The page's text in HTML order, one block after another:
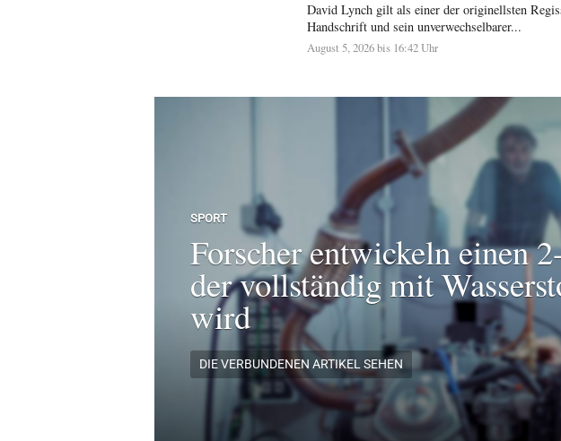
David Lynch gilt als einer der originellsten
Handschrift und sein unverwechselbarer...
August 5, 2026 bis 16:42 Uhr
SPORT
Forscher entwickeln einen
der vollständig mit
wird
DIE VERBUNDENEN ARTIKEL SEHEN